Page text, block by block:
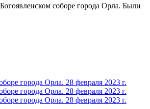
соборе города Орла. Были